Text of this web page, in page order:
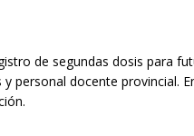
de segundas dosis para
personal docente provincial.